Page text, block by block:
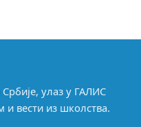
улаз у ГАЛИС
вести из школства.